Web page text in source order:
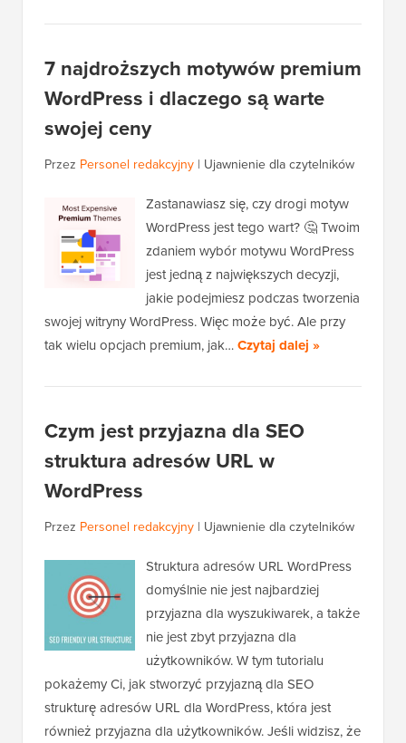
7 najdroższych motywów premium
WordPress i dlaczego są warte
swojej ceny
Przez Personel redakcyjny | Ujawnienie dla czytelników
Zastanawiasz się, czy drogi motyw
WordPress jest tego wart? 🤔 Twoim
zdaniem wybór motywu WordPress
jest jedną z największych decyzji,
jakie podejmiesz podczas tworzenia
swojej witryny WordPress. Więc może być. Ale przy
tak wielu opcjach premium, jak…Czytaj dalej »
Czym jest przyjazna dla SEO
struktura adresów URL w
WordPress
Przez Personel redakcyjny | Ujawnienie dla czytelników
Struktura adresów URL WordPress
domyślnie nie jest najbardziej
przyjazna dla wyszukiwarek, a także
nie jest zbyt przyjazna dla
użytkowników. W tym tutorialu
pokażemy Ci, jak stworzyć przyjazną dla SEO
strukturę adresów URL dla WordPress, która jest
również przyjazna dla użytkowników. Jeśli widzisz, że